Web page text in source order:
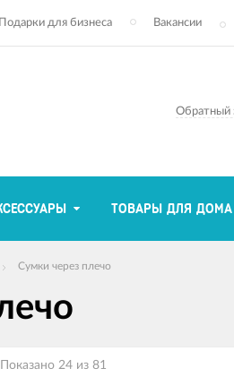
Подарки для бизнеса Вакансии
Обратный
ТОВАРЫ ДЛЯ ДОМА
Сумки через плечо
Показано 24 из 81